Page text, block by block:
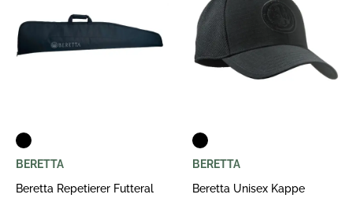
BERETTA
Beretta Repetierer Futteral
BERETTA
Beretta Unisex Kappe